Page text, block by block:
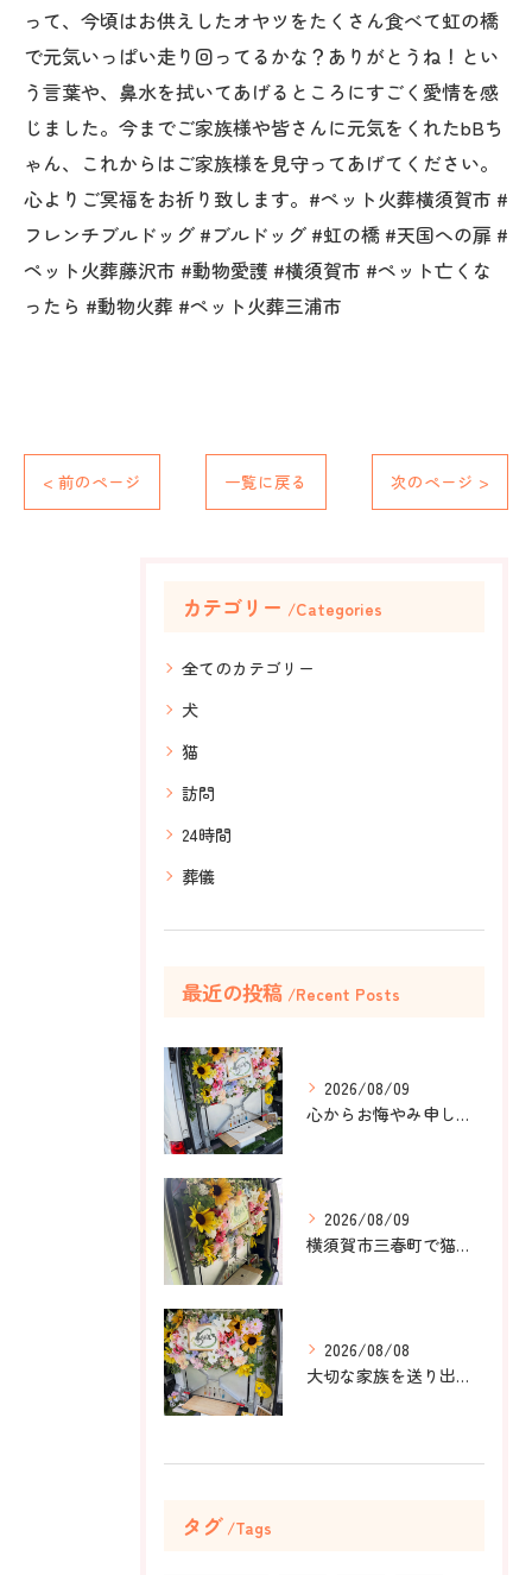
って、今頃はお供えしたオヤツをたくさん食べて虹の橋
で元気いっぱい走り回ってるかな？ありがとうね！とい
う言葉や、鼻水を拭いてあげるところにすごく愛情を感
じました。今までご家族様や皆さんに元気をくれたbBち
ゃん、これからはご家族様を見守ってあげてください。
心よりご冥福をお祈り致します。#ペット火葬横須賀市 #
フレンチブルドッグ #ブルドッグ #虹の橋 #天国への扉 #
ペット火葬藤沢市 #動物愛護 #横須賀市 #ペット亡くな
ったら #動物火葬 #ペット火葬三浦市
< 前のページ 一覧に戻る 次のページ >
カテゴリー Categories
全てのカテゴリー
犬
猫
訪問
24時間
葬儀
最近の投稿 Recent Posts
2026/08/09
心からお悔やみ申し上げます。
2026/08/09
横須賀市三春町で猫ちゃんのペット葬儀、ペット火葬をお手伝いさ...
2026/08/08
大切な家族を送り出すお手伝いをしました。
タグ Tags